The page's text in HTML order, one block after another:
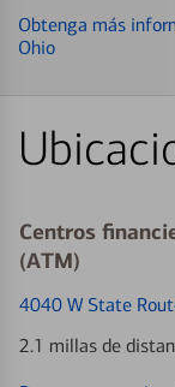
Obtenga más
Ohio
Centros
(ATM)
4040 W State
2.1 millas de